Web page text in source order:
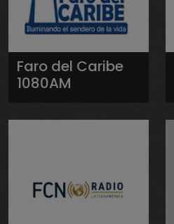
Faro del Caribe
1080AM